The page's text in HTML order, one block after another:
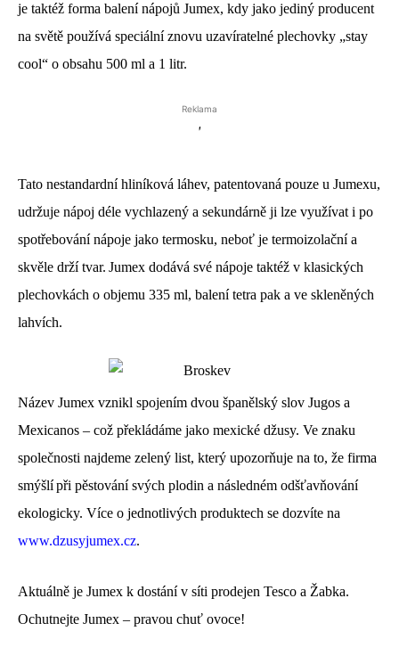
je taktéž forma balení nápojů Jumex, kdy jako jediný producent
na světě používá speciální znovu uzavíratelné plechovky „stay
cool“ o obsahu 500 ml a 1 litr.
Reklama
'
Tato nestandardní hliníková láhev, patentovaná pouze u Jumexu,
udržuje nápoj déle vychlazený a sekundárně ji lze využívat i po
spotřebování nápoje jako termosku, neboť je termoizolační a
skvěle drží tvar. Jumex dodává své nápoje taktéž v klasických
plechovkách o objemu 335 ml, balení tetra pak a ve skleněných
lahvích.
Název Jumex vznikl spojením dvou španělský slov Jugos a
Mexicanos – což překládáme jako mexické džusy. Ve znaku
společnosti najdeme zelený list, který upozorňuje na to, že firma
smýšlípři pěstování svých plodin a následném odšťavňování
ekologi​​cky. Více o jednotlivých produktech se dozvíte na
www.dzusyjumex.cz.
Aktuálně je Jumex k dostání v síti prodejen Tesco a Žabka.
Ochutnejte Jumex – pravou chuť ovoce!